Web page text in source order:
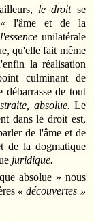
le droit se
« l'âme et de la
l'essence unilatérale
qu'elle fait même
la réalisation
culminant de
de tout
absolue. Le
dans le droit est,
de l'âme et de
de la dogmatique
juridique.
absolue » nous
« découvertes »